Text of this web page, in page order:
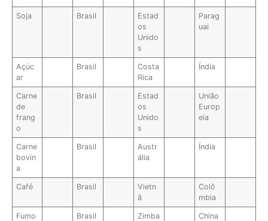
Soja Brasil
Estad
os
Unido
s
Parag
uai
Açúc
ar
Brasil
Costa
Rica
Índia
Carne
de
frang
o
Brasil
Estad
os
Unido
s
União
Europ
eia
Carne
bovin
a
Brasil
Austr
ália
Índia
Café Brasil
Vietn
ã
Colô
mbia
Fumo Brasil
Zimba
China